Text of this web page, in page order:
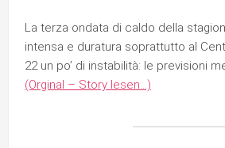
La terza ondata di caldo della
intensa e duratura soprattutto al
22 un po’ di instabilità: le previsioni
(Orginal – Story lesen…)